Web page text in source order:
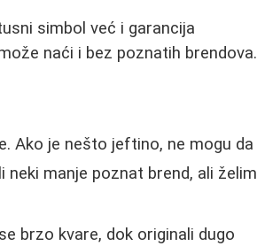
simbol već i garancija
naći i bez poznatih brendova.
Ako je nešto jeftino, ne mogu da
manje poznat brend, ali želim
brzo kvare, dok originali dugo